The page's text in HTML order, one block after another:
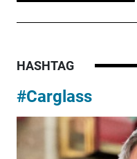
HASHTAG
#Carglass